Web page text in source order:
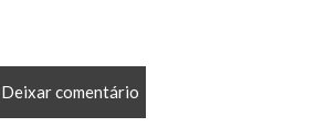
Deixar comentário